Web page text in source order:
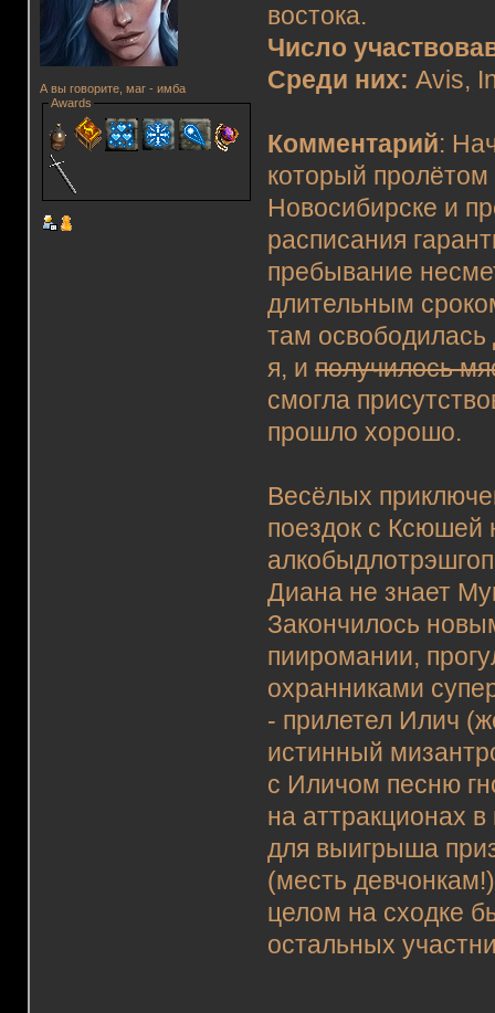
А вы говорите, маг - имба
Awards
востока.
Число
Среди них: Avis,
Комментарий:
который пролётом
Новосибирске и
расписания
пребывание
длительным
там освободилась
я, иполучилось
смогла
прошло хорошо.
Весёлых
поездок с Ксюшей
Диана не знает
Закончилось
пииромании,
охранниками
- прилетел Илич
истинный
с Иличом песню
на аттракционах
для выигрыша
(месть
целом на сходке
остальных